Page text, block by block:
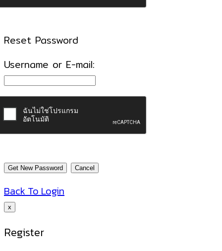
Reset Password
Username or E-mail:
Back To Login
x
Register